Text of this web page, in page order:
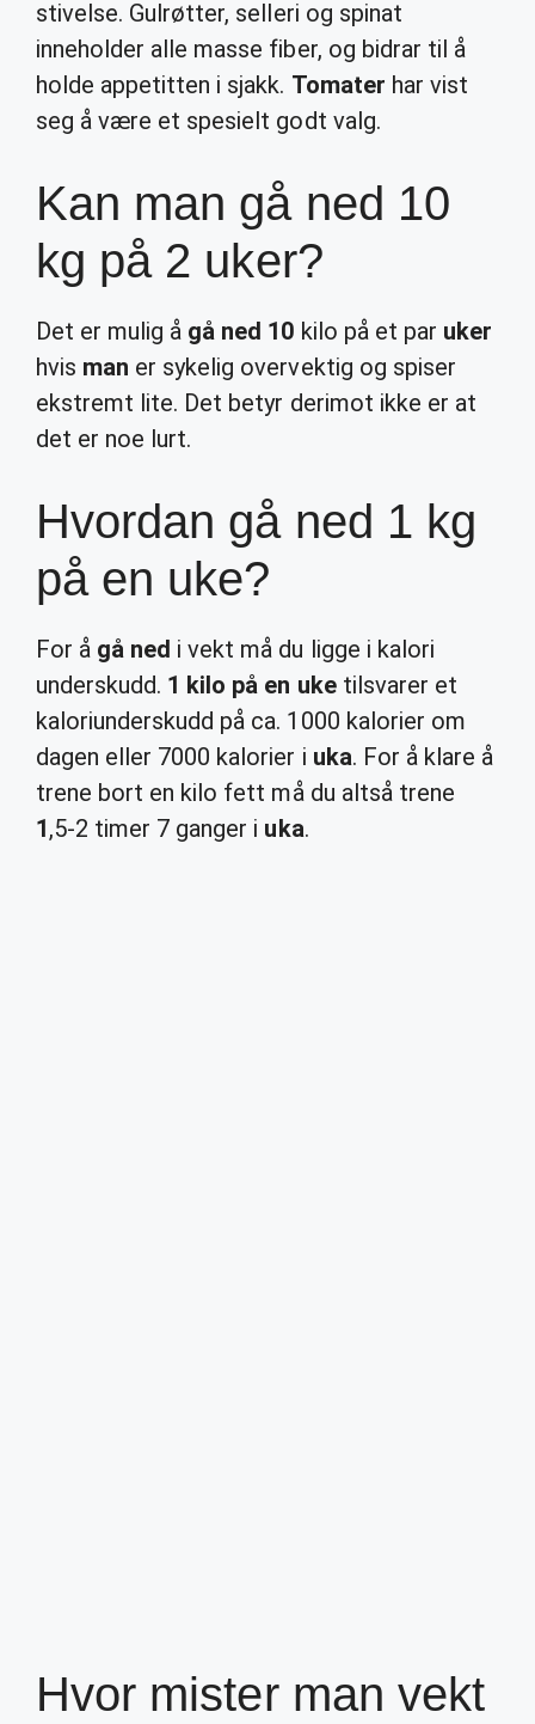
stivelse. Gulrøtter, selleri og spinat
inneholder alle masse fiber, og bidrar til å
holde appetitten i sjakk. Tomater har vist
seg å være et spesielt godt valg.
Kan man gå ned 10
kg på 2 uker?
Det er mulig å gå ned 10 kilo på et par uker
hvis man er sykelig overvektig og spiser
ekstremt lite. Det betyr derimot ikke er at
det er noe lurt.
Hvordan gå ned 1 kg
på en uke?
For å gå ned i vekt må du ligge i kalori
underskudd. 1 kilo på en uketilsvarer et
kaloriunderskudd på ca. 1000 kalorier om
dagen eller 7000 kalorier i uka. For å klare å
trene bort en kilo fett må du altså trene
1,5-2 timer 7 ganger i uka.
Hvor mister man vekt